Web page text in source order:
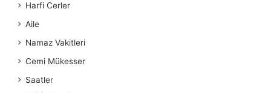
Harfi Cerler
Aile
Namaz Vakitleri
Cemi Mükesser
Saatler